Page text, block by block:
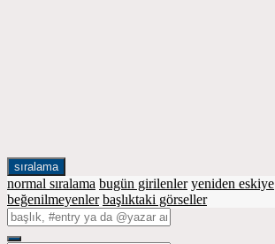
sıralama
normal sıralama bugün girilenler yeniden eskiye
beğenilmeyenler başlıktaki görseller